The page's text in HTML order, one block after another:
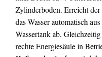
Zylinderboden. Erreicht
das Wasser automatisch
Wassertank ab.
rechte Energiesäule in